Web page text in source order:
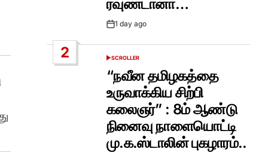
ரவுண்டானா…
Post1 day ago
2
POSTED
SCROLLER
“நவீன தமிழகத்தை
உருவாக்கிய சிற்பி
கலைஞர்” : 8ம் ஆண்டு
நினைவு நாளையொட்டி
மு.க.ஸ்டாலின் புகழாரம்..